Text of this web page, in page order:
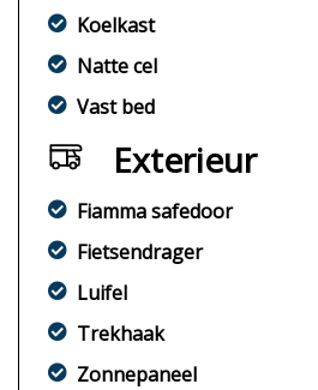
Koelkast
Natte cel
Vast bed
Exterieur
Fiamma safedoor
Fietsendrager
Luifel
Trekhaak
Zonnepaneel